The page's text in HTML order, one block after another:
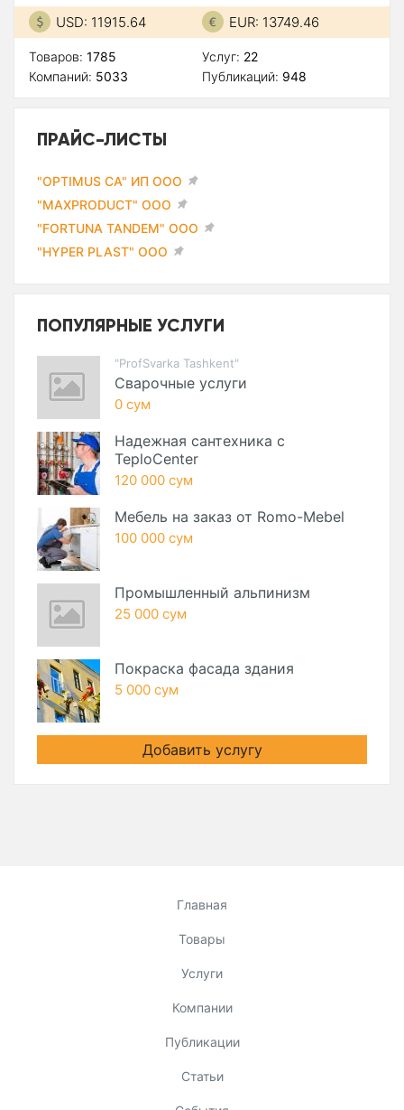
USD: 11915.64 EUR: 13749.46
Товаров: 1785
Компаний: 5033
Услуг: 22
Публикаций: 948
ПРАЙС-ЛИСТЫ
"OPTIMUS CA" ИП ООО
"MAXPRODUCT" ООО
"FORTUNA TANDEM" ООО
"HYPER PLAST" ООО
ПОПУЛЯРНЫЕ УСЛУГИ
"ProfSvarka Tashkent"
Сварочные услуги
0 сум
Надежная сантехника с
TeploCenter
120 000 сум
Мебель на заказ от Romo-Mebel
100 000 сум
Промышленный альпинизм
25 000 сум
Покраска фасада здания
5 000 сум
Добавить услугу
Главная
Товары
Услуги
Компании
Публикации
Статьи